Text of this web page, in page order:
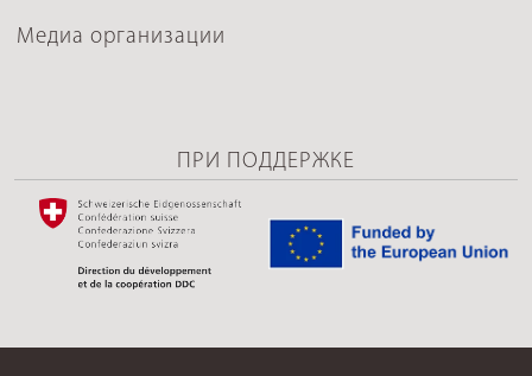
Медиа организации
ПРИ ПОДДЕРЖКЕ